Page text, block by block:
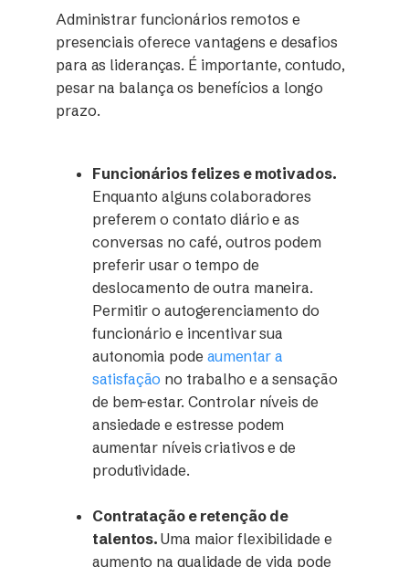
Administrar funcionários remotos e
presenciais oferece vantagens e desafios
para as lideranças. É importante, contudo,
pesar na balança os benefícios a longo
prazo.
Funcionários felizes e motivados.
Enquanto alguns colaboradores
preferem o contato diário e as
conversas no café, outros podem
preferir usar o tempo de
deslocamento de outra maneira.
Permitir o autogerenciamento do
funcionário e incentivar sua
autonomia pode aumentar a
satisfação no trabalho e a sensação
de bem-estar. Controlar níveis de
ansiedade e estresse podem
aumentar níveis criativos e de
produtividade.
Contratação e retenção de
talentos.Uma maior flexibilidade e
aumento na qualidade de vida pode